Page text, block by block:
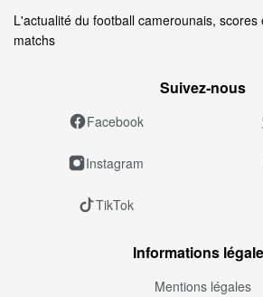
L'actualité du football camerounais, scores
matchs
Suivez‑nous
Facebook
Instagram
TikTok
Informations
Mentions légales